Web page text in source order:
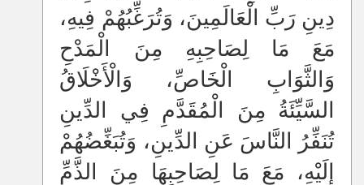
دِينِ رَبِّ الْعَالَمِينَ، وَتُرَغِّبُهُمْ فِيهِ،
مَعَ مَا لِصَاحِبِهِ مِنَ الْمَدْحِ
وَالثَّوَابِ الْخَاصِّ، وَالْأَخْلَاقُ
السَّيِّئَةُ مِنَ الْمُقَدَّمِ فِي الدِّينِ
تُنَفِّرُ النَّاسَ عَنِ الدِّينِ، وَتُبَغِّضُهُمْ
إِلَيْهِ، مَعَ مَا لِصَاحِبِهَا مِنَ الذَّمِّ